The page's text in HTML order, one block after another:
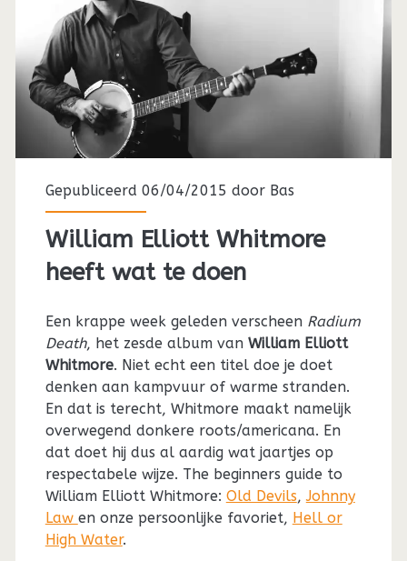
Gepubliceerd 06/04/2015 door Bas
William Elliott Whitmore
heeft wat te doen
Een krappe week geleden verscheen Radium
Death, het zesde album van William Elliott
Whitmore. Niet echt een titel doe je doet
denken aan kampvuur of warme stranden.
En dat is terecht, Whitmore maakt namelijk
overwegend donkere roots/americana. En
dat doet hij dus al aardig wat jaartjes op
respectabele wijze. The beginners guide to
William Elliott Whitmore: Old Devils,Johnny
Law en onze persoonlijke favoriet, Hell or
High Water.